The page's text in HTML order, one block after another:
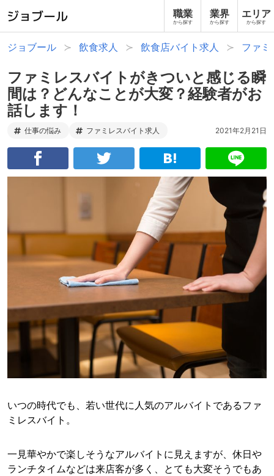
職業
から探す
業界
から探す
エリア
から探す
ジョブール 飲食求人 飲食店バイト求人 ファミ
ファミレスバイトがきついと感じる瞬
間は？どんなことが大変？経験者がお
話します！
仕事の悩み ファミレスバイト求人 2021年2月21日
いつの時代でも、若い世代に人気のアルバイトであるファ
ミレスバイト。
一見華やかで楽しそうなアルバイトに見えますが、休日や
ランチタイムなどは来店客が多く、とても大変そうでもあ